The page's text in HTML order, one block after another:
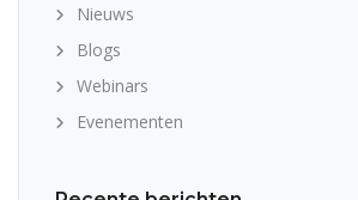
Nieuws
Blogs
Webinars
Evenementen